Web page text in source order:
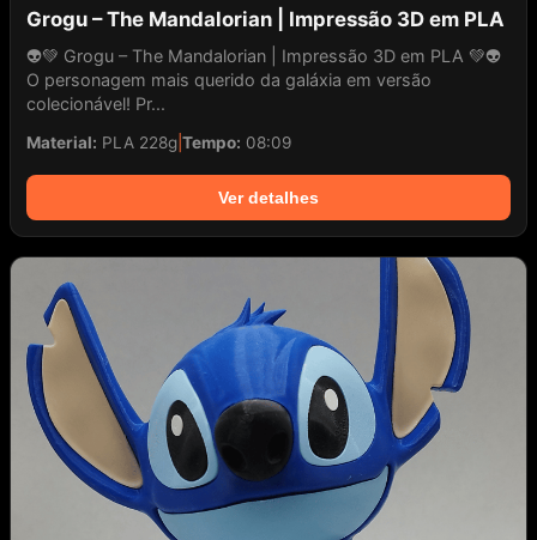
Grogu – The Mandalorian | Impressão 3D em PLA
👽💚 Grogu – The Mandalorian | Impressão 3D em PLA 💚👽
O personagem mais querido da galáxia em versão
colecionável! Pr...
Material: PLA 228g| Tempo: 08:09
Ver detalhes